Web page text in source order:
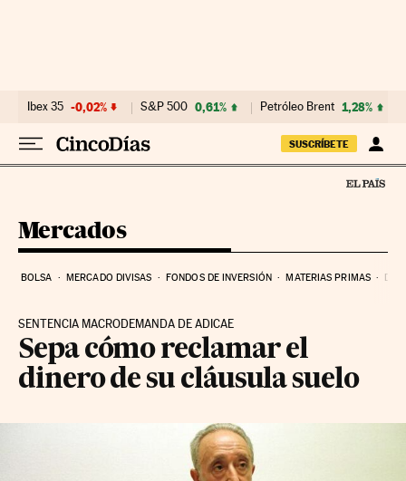
Ibex 35 -0,02% S&P 500 0,61% Petróleo Brent 1,28%
SUSCRÍBETE
Mercados
BOLSA MERCADO DIVISAS FONDOS DE INVERSIÓN MATERIAS PRIMAS
SENTENCIA MACRODEMANDA DE ADICAE
Sepa cómo reclamar el
dinero de su cláusula suelo